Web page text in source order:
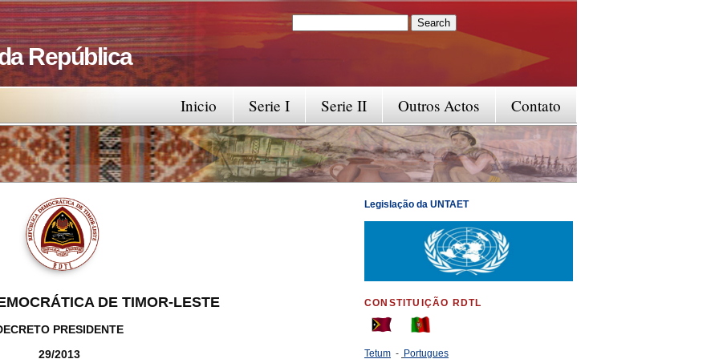
República
Search form
Contato
Outros Actos
Serie II
Serie I
Inicio
DE TIMOR-LESTE
PRESIDENTE
29/2013
Legislação da UNTAET
CONSTITUIÇÃO RDTL
Tetum - Portugues